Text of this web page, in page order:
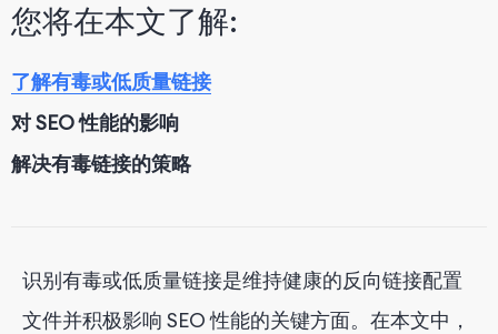
您将在本文了解:
了解有毒或低质量链接
对 SEO 性能的影响
解决有毒链接的策略
识别有毒或低质量链接是维持健康的反向链接配置
文件并积极影响 SEO 性能的关键方面。在本文中，